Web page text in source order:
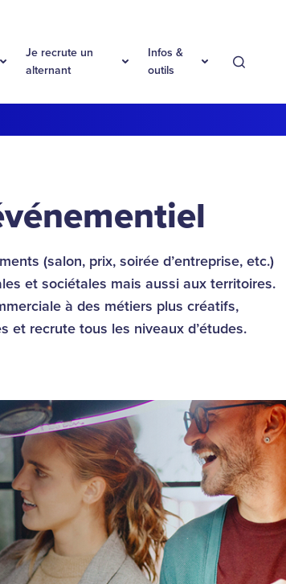
Recherche
Je recrute un
alternant
Infos &
outils
(salon, prix, soirée d’entreprise, etc.)
et sociétales mais aussi aux territoires.
à des métiers plus créatifs,
et recrute tous les niveaux d’études.